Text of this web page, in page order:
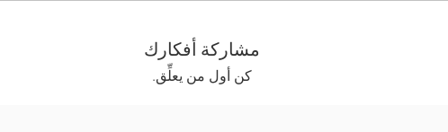
مشاركة أفكارك
كن أول من يعلِّق.